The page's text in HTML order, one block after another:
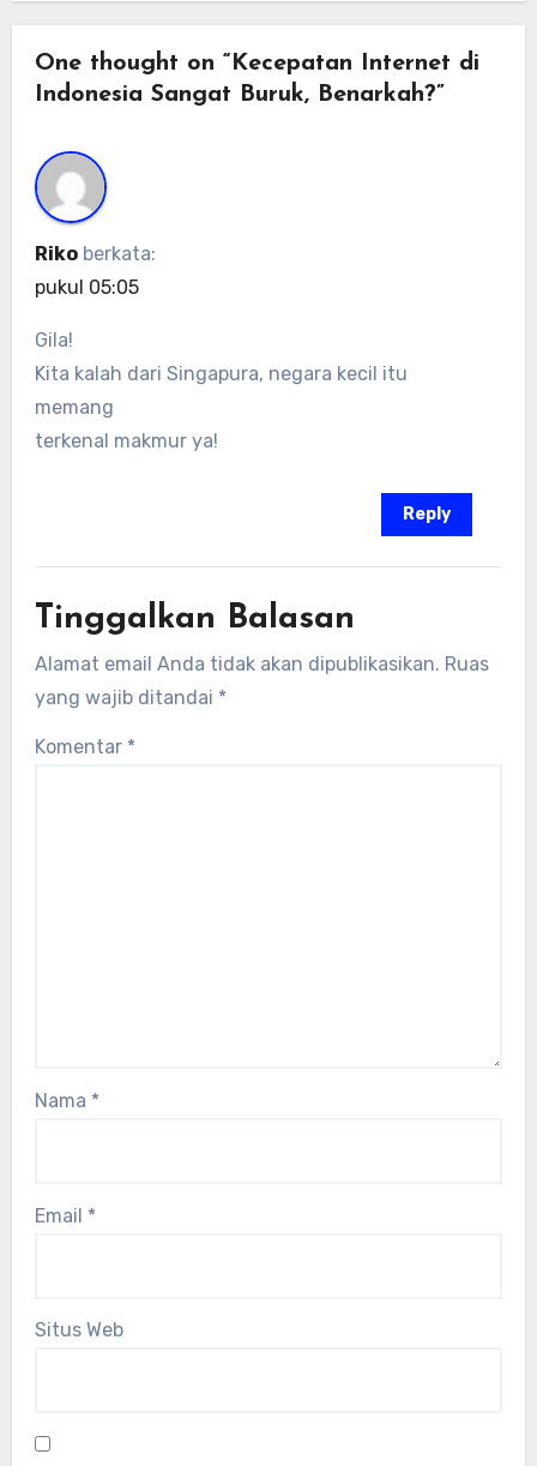
One thought on “Kecepatan Internet di
Indonesia Sangat Buruk, Benarkah?”
Riko berkata:
pukul 05:05
Gila!
Kita kalah dari Singapura, negara kecil itu
memang
terkenal makmur ya!
Reply
Tinggalkan Balasan
Alamat email Anda tidak akan dipublikasikan. Ruas
yang wajib ditandai *
Komentar *
Nama *
Email *
Situs Web